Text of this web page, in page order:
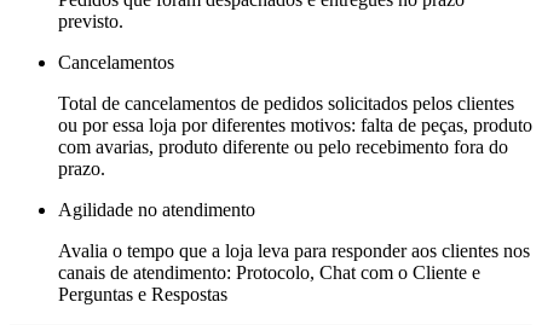
previsto.
Cancelamentos
Total de cancelamentos de pedidos solicitados pelos clientes
ou por essa loja por diferentes motivos: falta de peças, produto
com avarias, produto diferente ou pelo recebimento fora do
prazo.
Agilidade no atendimento
Avalia o tempo que a loja leva para responder aos clientes nos
canais de atendimento: Protocolo, Chat com o Cliente e
Perguntas e Respostas